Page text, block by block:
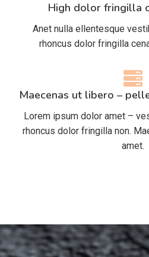
High dolor fringilla
Anet nulla ellentesque
rhoncus dolor fringilla
Maecenas ut libero –
Lorem ipsum dolor amet –
rhoncus dolor fringilla non.
amet.